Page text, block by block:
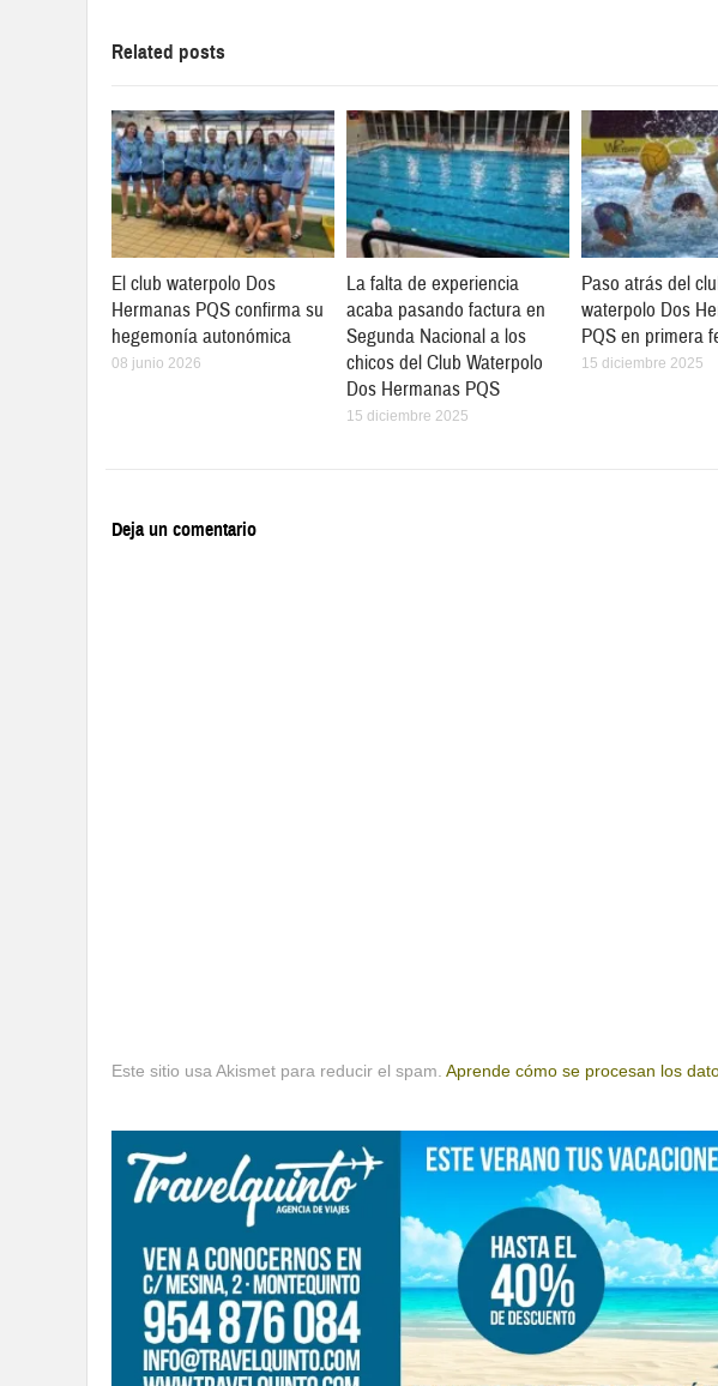
Related posts
El club waterpolo Dos
Hermanas PQS confirma su
hegemonía autonómica
08 junio 2026
La falta de experiencia
acaba pasando factura en
Segunda Nacional a los
chicos del Club Waterpolo
Dos Hermanas PQS
15 diciembre 2025
Paso atrás del
waterpolo Dos
PQS en primera
15 diciembre 2025
Deja un comentario
Este sitio usa Akismet para reducir el spam. Aprende cómo se procesan los